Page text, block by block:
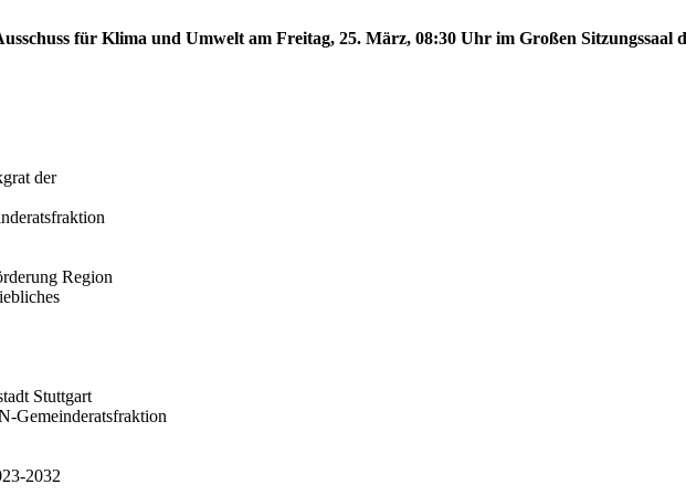
für Klima und Umwelt am Freitag, 25. März, 08:30 Uhr im Großen Sitzungssaal
der
Region
Stuttgart
Gemeinderatsfraktion
2032